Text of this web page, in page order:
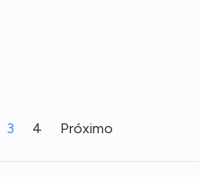
3 4 Próximo